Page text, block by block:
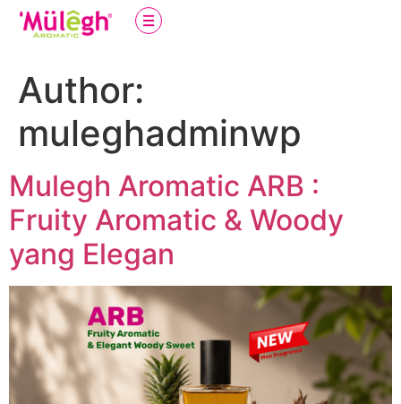
Author:
muleghadminwp
Mulegh Aromatic ARB :
Fruity Aromatic & Woody
yang Elegan